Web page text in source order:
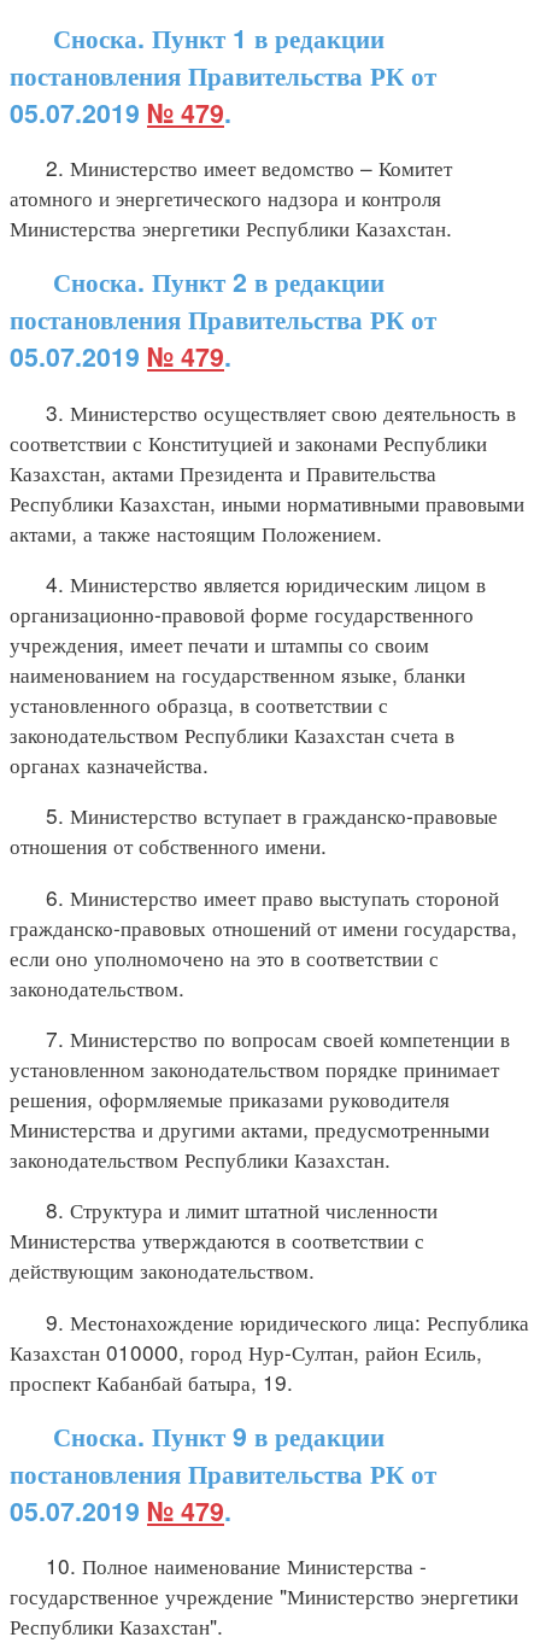
Сноска. Пункт 1 в редакции
постановления Правительства РК от
05.07.2019 № 479.
2. Министерство имеет ведомство – Комитет
атомного и энергетического надзора и контроля
Министерства энергетики Республики Казахстан.
Сноска. Пункт 2 в редакции
постановления Правительства РК от
05.07.2019 № 479.
3. Министерство осуществляет свою деятельность в
соответствии с Конституцией и законами Республики
Казахстан, актами Президента и Правительства
Республики Казахстан, иными нормативными правовыми
актами, а также настоящим Положением.
4. Министерство является юридическим лицом в
организационно-правовой форме государственного
учреждения, имеет печати и штампы со своим
наименованием на государственном языке, бланки
установленного образца, в соответствии с
законодательством Республики Казахстан счета в
органах казначейства.
5. Министерство вступает в гражданско-правовые
отношения от собственного имени.
6. Министерство имеет право выступать стороной
гражданско-правовых отношений от имени государства,
если оно уполномочено на это в соответствии с
законодательством.
7. Министерство по вопросам своей компетенции в
установленном законодательством порядке принимает
решения, оформляемые приказами руководителя
Министерства и другими актами, предусмотренными
законодательством Республики Казахстан.
8. Структура и лимит штатной численности
Министерства утверждаются в соответствии с
действующим законодательством.
9. Местонахождение юридического лица: Республика
Казахстан 010000, город Нур-Султан, район Есиль,
проспект Кабанбай батыра, 19.
Сноска. Пункт 9 в редакции
постановления Правительства РК от
05.07.2019 № 479.
10. Полное наименование Министерства -
государственное учреждение "Министерство энергетики
Республики Казахстан".